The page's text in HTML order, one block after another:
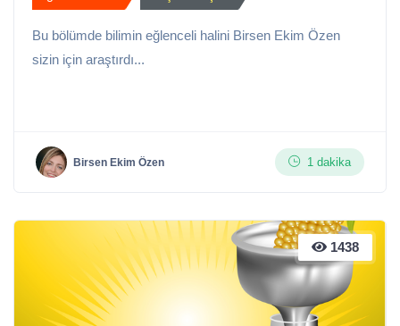
Bu bölümde bilimin eğlenceli halini Birsen Ekim Özen
sizin için araştırdı...
Birsen Ekim Özen 1 dakika
1438